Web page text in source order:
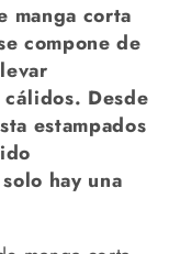
manga corta
compone de
cálidos. Desde
estampados
hay una